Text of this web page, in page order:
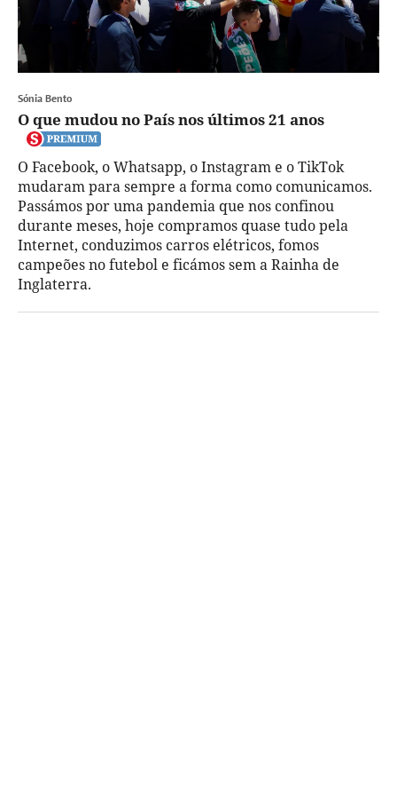
Sónia Bento
O que mudou no País nos últimos 21 anos
O Facebook, o Whatsapp, o Instagram e o TikTok
mudaram para sempre a forma como comunicamos.
Passámos por uma pandemia que nos confinou
durante meses, hoje compramos quase tudo pela
Internet, conduzimos carros elétricos, fomos
campeões no futebol e ficámos sem a Rainha de
Inglaterra.